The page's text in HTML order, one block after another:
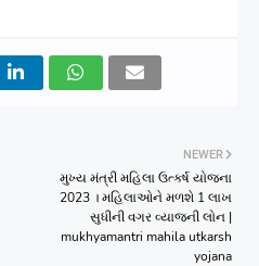
NEWER
મુખ્ય મંત્રી મહિલા ઉત્કર્ષ યોજના
2023 । મહિલાઓને મળશે 1 લાખ
સુધીની વગર વ્યાજની લોન |
mukhyamantri mahila utkarsh
yojana